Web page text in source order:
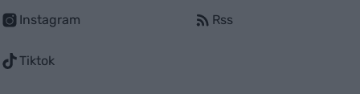
Instagram
Tiktok
Rss